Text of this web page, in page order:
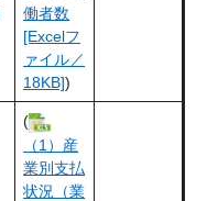
働者数
[Excelフ
ァイル／
18KB])
(
（1）産
業別支払
状況（業